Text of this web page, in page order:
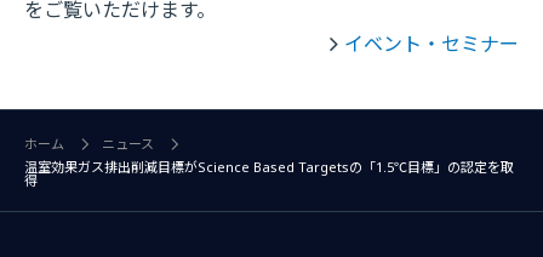
をご覧いただけます。
イベント・セミナー
ホーム
ニュース
温室効果ガス排出削減目標がScience Based Targetsの「1.5℃目標」の認定を取
得